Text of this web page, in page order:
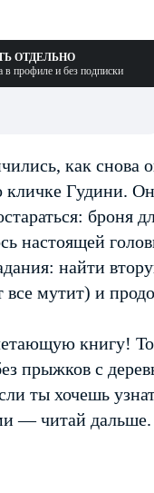
ОТДЕЛЬНО
в профиле и без подписки
как снова
Гудини.
броня
настоящей
найти
все мутит) и
книгу!
прыжков с
ты хочешь
— читай